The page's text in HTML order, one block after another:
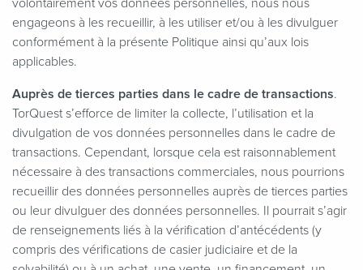
engageons à les recueillir, à les utiliser et/ou à les divulguer
conformément à la présente Politique ainsi qu’aux lois
applicables.
Auprès de tierces parties dans le cadre de transactions.
TorQuest s’efforce de limiter la collecte, l’utilisation et la
divulgation de vos données personnelles dans le cadre de
transactions. Cependant, lorsque cela est raisonnablement
nécessaire à des transactions commerciales, nous pourrions
recueillir des données personnelles auprès de tierces parties
ou leur divulguer des données personnelles. Il pourrait s’agir
de renseignements liés à la vérification d’antécédents (y
compris des vérifications de casier judiciaire et de la